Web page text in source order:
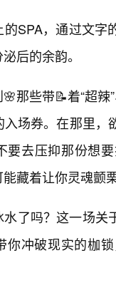
SPA，通过文字
后的余韵。
那些带📝着“超辣
场券。在那里
要去压抑那份想
藏着让你灵魂颤
了吗？这一场
你冲破现实的枷